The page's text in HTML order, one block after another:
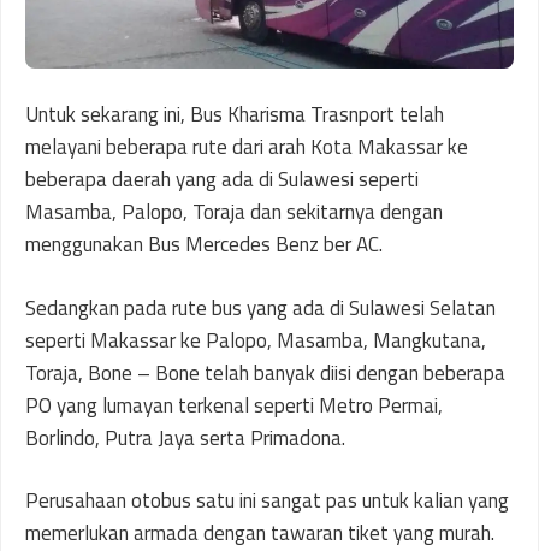
Untuk sekarang ini, Bus Kharisma Trasnport telah
melayani beberapa rute dari arah Kota Makassar ke
beberapa daerah yang ada di Sulawesi seperti
Masamba, Palopo, Toraja dan sekitarnya dengan
menggunakan Bus Mercedes Benz ber AC.
Sedangkan pada rute bus yang ada di Sulawesi Selatan
seperti Makassar ke Palopo, Masamba, Mangkutana,
Toraja, Bone – Bone telah banyak diisi dengan beberapa
PO yang lumayan terkenal seperti Metro Permai,
Borlindo, Putra Jaya serta Primadona.
Perusahaan otobus satu ini sangat pas untuk kalian yang
memerlukan armada dengan tawaran tiket yang murah.